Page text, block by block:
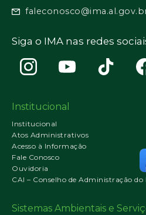
Siga o IMA nas redes
Institucional
Institucional
Atos Administrativos
Acesso à Informação
Fale Conosco
Ouvidoria
CAI – Conselho de Administração do
Sistemas Ambientais e